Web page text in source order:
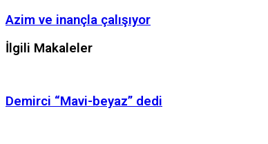
Azim ve inançla çalışıyor
İlgili Makaleler
Demirci “Mavi-beyaz” dedi